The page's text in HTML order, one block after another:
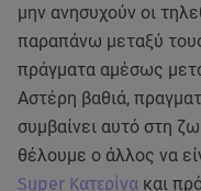
μην ανησυχούν οι
παραπάνω μεταξύ
πράγματα αμέσως
Αστέρη βαθιά,
συμβαίνει αυτό στη
θέλουμε ο άλλος να
Super Κατερίνα και